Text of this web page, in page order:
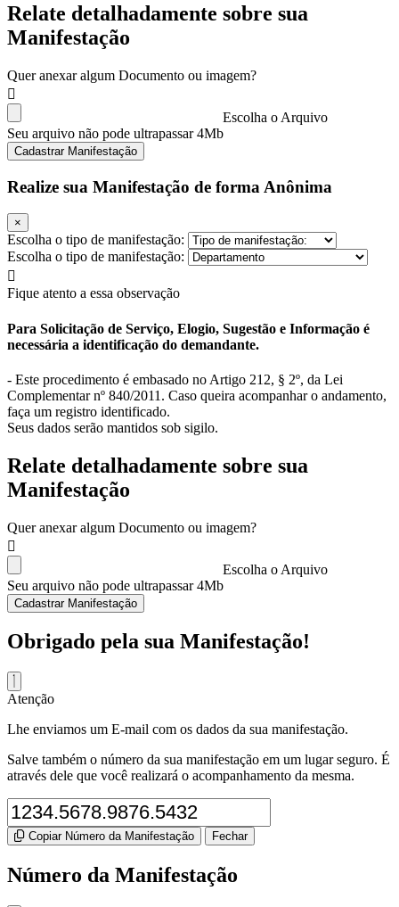
Relate detalhadamente sobre sua
Manifestação
Quer anexar algum Documento ou imagem?
Escolha o Arquivo
Seu arquivo não pode ultrapassar 4Mb
Cadastrar Manifestação
Realize sua Manifestação de forma Anônima
×
Escolha o tipo de manifestação:
Escolha o tipo de manifestação:
Fique atento a essa observação
Para Solicitação de Serviço, Elogio, Sugestão e Informação é
necessária a identificação do demandante.
- Este procedimento é embasado no Artigo 212, § 2º, da Lei
Complementar nº 840/2011. Caso queira acompanhar o andamento,
faça um registro identificado.
Seus dados serão mantidos sob sigilo.
Relate detalhadamente sobre sua
Manifestação
Quer anexar algum Documento ou imagem?
Escolha o Arquivo
Seu arquivo não pode ultrapassar 4Mb
Cadastrar Manifestação
Obrigado pela sua Manifestação!
Atenção
Lhe enviamos um E-mail com os dados da sua manifestação.
Salve também o número da sua manifestação em um lugar seguro. É
através dele que você realizará o acompanhamento da mesma.
Copiar Número da Manifestação Fechar
Número da Manifestação